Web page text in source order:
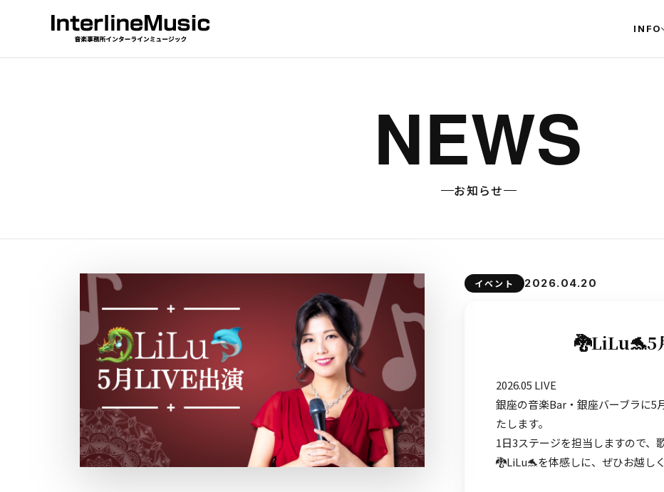
INFO
NEWS
お知らせ
イベント 2026.04.20
🐉LiLu🐬5
2026.05 LIVE
銀座の音楽Bar・銀座バーブラに5
たします。
1日3ステージを担当しますので、
🐉LiLu🐬を体感しに、ぜひお越し